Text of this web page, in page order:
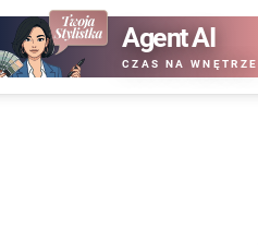
Agent AI
CZAS NA WNĘTRZE